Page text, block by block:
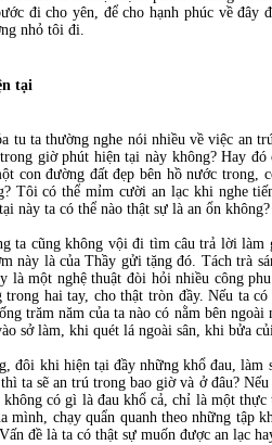
đi cho yên, để cho hạnh phúc về
nhỏ tôi đi.
tại
tu ta thường nghe nói nhiều về việc an
giờ phút hiện tại này không? Hay
con đường đất đẹp bên hồ nước trong,
Tôi có thể mỉm cười an lạc khi nghe
này ta có thể nào thật sự là an ổn không?
ta cũng không vội đi tìm câu trả lời
này là của Thầy gửi tặng đó. Tách trà
là một nghệ thuật đòi hỏi nhiều công
trong hai tay, cho thật tròn đầy. Nếu ta
trăm năm của ta nào có nằm bên
sở làm, khi quét lá ngoài sân, khi bửa
đôi khi hiện tại đầy những khổ đau, làm
ta sẽ an trú trong bao giờ và ở đâu?
có gì là đau khổ cả, chỉ là một
mình, chạy quẩn quanh theo những tập
đề là ta có thật sự muốn được an lạc